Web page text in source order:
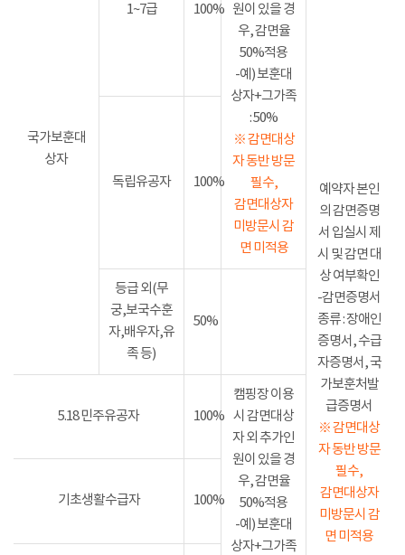
국가보훈대
상자
1~7급 100% 원이 있을 경
우, 감면율
50%적용
-예) 보훈대
상자+그가족
: 50%
※ 감면대상
자 동반 방문
필수,
감면대상자
미방문시 감
면 미적용
예약자 본인
의 감면증명
서 입실시 제
시 및 감면 대
상 여부확인
-감면증명서
종류 : 장애인
증명서, 수급
자증명서, 국
가보훈처발
급증명서
※ 감면대상
자 동반 방문
필수,
감면대상자
미방문시 감
면 미적용
독립유공자 100%
등급 외(무
궁,보국수훈
자,배우자,유
족 등)
50%
5.18 민주유공자 100%
캠핑장 이용
시 감면대상
자 외 추가인
원이 있을 경
우, 감면율
50%적용
-예) 보훈대
상자+그가족
기초생활수급자 100%